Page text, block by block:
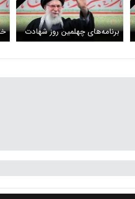
برنامه‌های چهلمین روز شهادت
رهبر انقلاب اعلام شد